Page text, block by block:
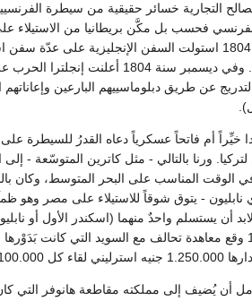
التجارية خسائر حقيقية من سيطرة
فحسب بل مكَّن بريطانيا من الاستيلاء
وعلى السفن الفرنسية حيثما وُجدت• وفي الخامس من أكتوبر سنة 1804
اسبانيا محملة بالفضة التي قد تمكنها من دفع كثير
عن طريق دبلوماسييهم البارعين
خيِّراً أم فاتحاً عسكرياً دعاه القدرُ للسيطرة
ورنا بالتالي - مثل كاترين المتوسّعة -
الوقت المناسب على البحر المتوسط، وكان
نابليون - يتوق شوقاً للاستيلاء على مصر وهو
أن يستسلم واحدٌ منهما (اسكندر الأول أو
فرنسا.